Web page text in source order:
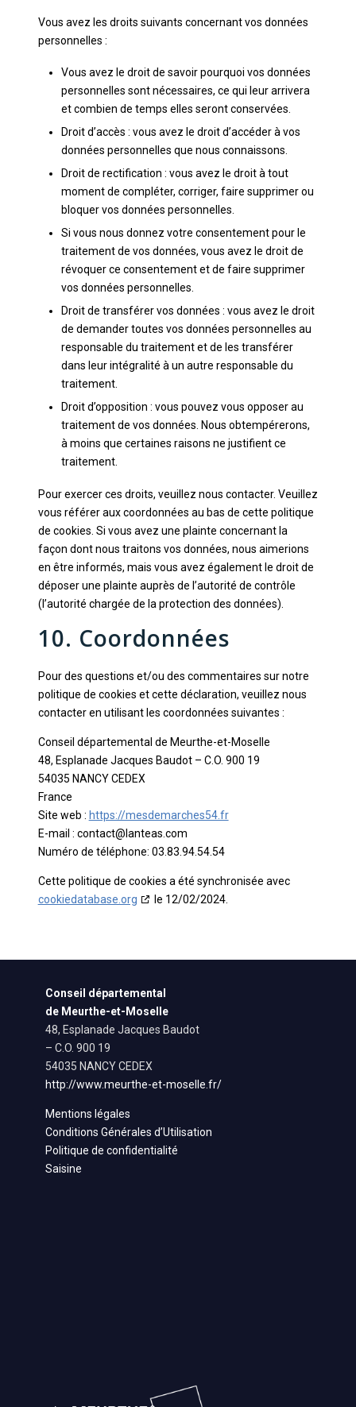
Vous avez les droits suivants concernant vos données
personnelles :
Vous avez le droit de savoir pourquoi vos données
personnelles sont nécessaires, ce qui leur arrivera
et combien de temps elles seront conservées.
Droit d’accès : vous avez le droit d’accéder à vos
données personnelles que nous connaissons.
Droit de rectification : vous avez le droit à tout
moment de compléter, corriger, faire supprimer ou
bloquer vos données personnelles.
Si vous nous donnez votre consentement pour le
traitement de vos données, vous avez le droit de
révoquer ce consentement et de faire supprimer
vos données personnelles.
Droit de transférer vos données : vous avez le droit
de demander toutes vos données personnelles au
responsable du traitement et de les transférer
dans leur intégralité à un autre responsable du
traitement.
Droit d’opposition : vous pouvez vous opposer au
traitement de vos données. Nous obtempérerons,
à moins que certaines raisons ne justifient ce
traitement.
Pour exercer ces droits, veuillez nous contacter. Veuillez
vous référer aux coordonnées au bas de cette politique
de cookies. Si vous avez une plainte concernant la
façon dont nous traitons vos données, nous aimerions
en être informés, mais vous avez également le droit de
déposer une plainte auprès de l’autorité de contrôle
(l’autorité chargée de la protection des données).
10. Coordonnées
Pour des questions et/ou des commentaires sur notre
politique de cookies et cette déclaration, veuillez nous
contacter en utilisant les coordonnées suivantes :
Conseil départemental de Meurthe-et-Moselle
48, Esplanade Jacques Baudot – C.O. 900 19
54035 NANCY CEDEX
France
Site web : https://mesdemarches54.fr
E-mail : moc.saetnal@tcatnoc
Numéro de téléphone: 03.83.94.54.54
Cette politique de cookies a été synchronisée avec
cookiedatabase.org
le 12/02/2024.
Conseil départemental
de Meurthe-et-Moselle
48, Esplanade Jacques Baudot
– C.O. 900 19
54035 NANCY CEDEX
http://www.meurthe-et-moselle.fr/
Mentions légales
Conditions Générales d’Utilisation
Politique de confidentialité
Saisine